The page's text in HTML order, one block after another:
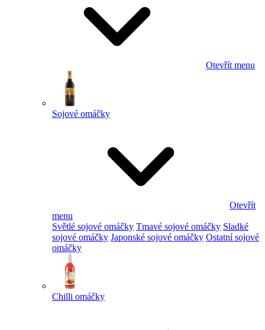
Otevřít menu
Sojové omáčky
Otevřít
menu
Světlé sojové omáčky Tmavé sojové omáčky Sladké
sojové omáčky Japonské sojové omáčky Ostatní sojové
omáčky
Chilli omáčky